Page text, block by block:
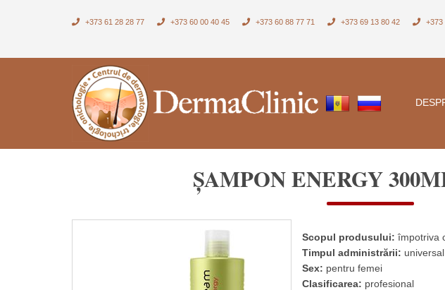
+373 61 28 28 77 +373 60 00 40 45 +373 60 88 77 71 +373 69 13 80 42 +373
ŞAMPON ENERGY
Scopul produsului: împotriva
Timpul administrării: universal
Sex: pentru femei
Clasificarea: profesional